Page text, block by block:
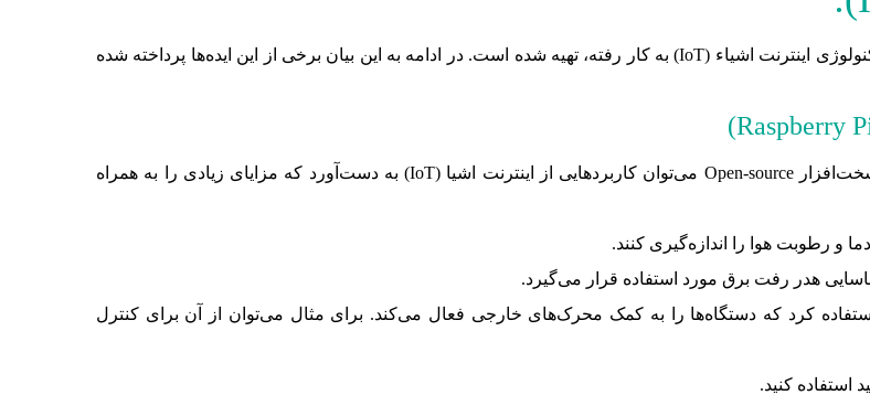
این لیست بر اساس تکنولوژی‌های عمده ای که در دستگاه‌های مجهز به تکنولوژی اینترنت اشیاء (IoT) به کار رفته، تهیه شده است. در ادامه به این بیان برخی از این ایده‌ها پرداخته شده
به عنوان یک سخت‌افزار Open-source می‌توان کاربردهایی از اینترنت اشیا (IoT) به دست‌آورد که مزایای زیادی را به همراه
و رطوبت هوا را اندازه‌گیری کنند.
هدر رفت برق مورد استفاده قرار می‌گیرد.
کرد که دستگاه‌ها را به کمک محرک‌های خارجی فعال می‌کند. برای مثال می‌توان از آن برای کنترل
کنید.